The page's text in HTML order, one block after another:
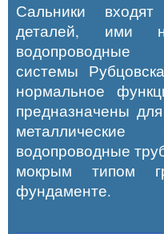
Сальники
деталей, ими
системы
нормальное
предназначены
водопроводные
мокрым типом
фундаменте.